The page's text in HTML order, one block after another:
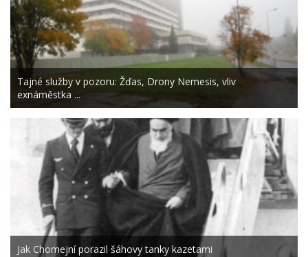
Tajné služby v pozoru: Žďas, Drony Nemesis, vliv
exnáměstka ...
Jak Chomejní porazil šáhovy tanky kazetami